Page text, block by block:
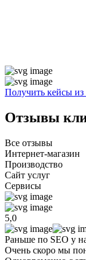
Получить кейсы
Отзывы
Все отзывы
Интернет-магазин
Производство
Сайт услуг
Сервисы
5,0
Раньше по SEO у
Очень скоро мы